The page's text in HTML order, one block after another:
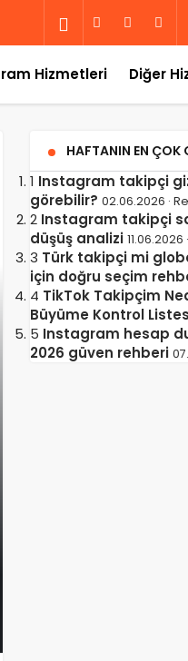
Hizmetleri Diğer
HAFTANIN EN ÇOK
1 Instagram takipçi
görebilir? 02.06.2026 ·
2 Instagram takipçi
düşüş analizi
3 Türk takipçi mi
için doğru seçim
4 TikTok Takipçim
Büyüme Kontrol
5 Instagram hesap
2026 güven rehberi